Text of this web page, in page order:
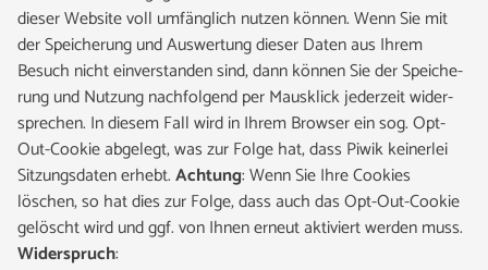
dieser Website voll umfänglich nutzen können. Wenn Sie mit
der Spei­che­rung und Aus­wer­tung die­ser Daten aus Ihrem
Besuch nicht ein­ver­stan­den sind, dann kön­nen Sie der Spei­che­
rung und Nut­zung nachfolgend per Maus­klick jederzeit wider­
spre­chen. In diesem Fall wird in Ihrem Browser ein sog. Opt-
Out-Cookie abgelegt, was zur Folge hat, dass Piwik kei­ner­lei
Sit­zungs­da­ten erhebt.Achtung: Wenn Sie Ihre Cookies
löschen, so hat dies zur Folge, dass auch das Opt-Out-Cookie
gelöscht wird und ggf. von Ihnen erneut aktiviert werden muss.
Widerspruch: